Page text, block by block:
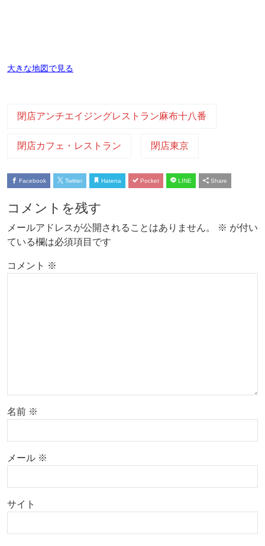
大きな地図で見る
閉店アンチエイジングレストラン麻布十八番
閉店カフェ・レストラン 閉店東京
Facebook Twitter Hatena Pocket LINE Share
コメントを残す
メールアドレスが公開されることはありません。 ※ が付い
ている欄は必須項目です
コメント ※
名前 ※
メール ※
サイト